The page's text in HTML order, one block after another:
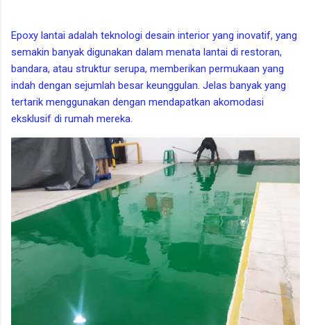
Epoxy lantai adalah teknologi desain interior yang inovatif, yang
semakin banyak digunakan dalam menata lantai di restoran,
bandara, atau struktur serupa, memberikan permukaan yang
indah dengan sejumlah besar keunggulan. Jelas banyak yang
tertarik menggunakan dengan mendapatkan akomodasi
eksklusif di rumah mereka.